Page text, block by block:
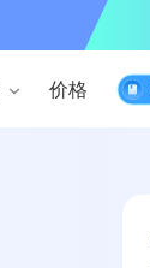
价格